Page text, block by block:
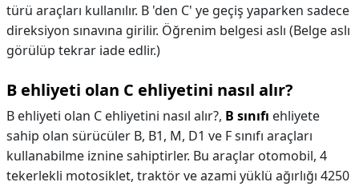
türü araçları kullanılır. B 'den C' ye geçiş yaparken sadece
direksiyon sınavına girilir. Öğrenim belgesi aslı (Belge aslı
görülüp tekrar iade edlir.)
B ehliyeti olan C ehliyetini nasıl alır?
B ehliyeti olan C ehliyetini nasıl alır?, B sınıfı ehliyete
sahip olan sürücüler B, B1, M, D1 ve F sınıfı araçları
kullanabilme iznine sahiptirler. Bu araçlar otomobil, 4
tekerlekli motosiklet, traktör ve azami yüklü ağırlığı 4250